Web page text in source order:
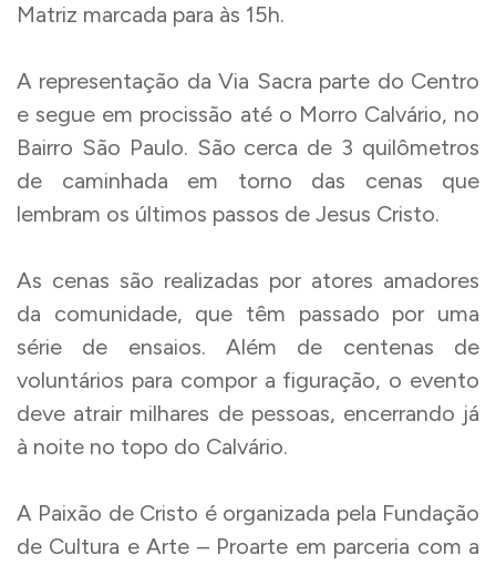
Matriz marcada para às 15h.
A representação da Via Sacra parte do Centro
e segue em procissão até o Morro Calvário, no
Bairro São Paulo. São cerca de 3 quilômetros
de caminhada em torno das cenas que
lembram os últimos passos de Jesus Cristo.
As cenas são realizadas por atores amadores
da comunidade, que têm passado por uma
série de ensaios. Além de centenas de
voluntários para compor a figuração, o evento
deve atrair milhares de pessoas, encerrando já
à noite no topo do Calvário.
A Paixão de Cristo é organizada pela Fundação
de Cultura e Arte – Proarte em parceria com a